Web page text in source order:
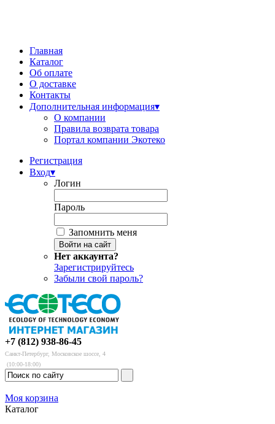
Главная
Каталог
Об оплате
О доставке
Контакты
Дополнительная информация▾
О компании
Правила возврата товара
Портал компании Экотеко
Регистрация
Вход▾
Логин
Пароль
Запомнить меня
Нет аккаунта?
Зарегистрируйтесь
Забыли свой пароль?
+7 (812) 938-86-45
Санкт-Петербург, Московское шоссе, 4
(10:00-18:00)
Моя корзина
Каталог